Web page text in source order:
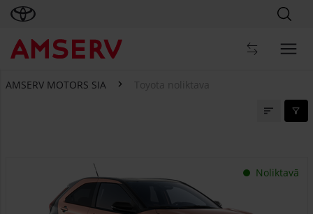
AMSERV MOTORS SIA Toyota noliktava
Noliktavā